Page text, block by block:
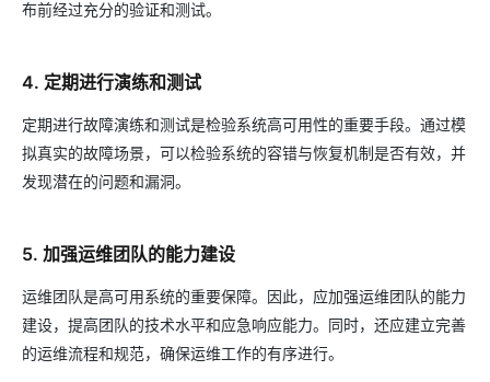
布前经过充分的验证和测试。
4. 定期进行演练和测试
定期进行故障演练和测试是检验系统高可用性的重要手段。通过模
拟真实的故障场景，可以检验系统的容错与恢复机制是否有效，并
发现潜在的问题和漏洞。
5. 加强运维团队的能力建设
运维团队是高可用系统的重要保障。因此，应加强运维团队的能力
建设，提高团队的技术水平和应急响应能力。同时，还应建立完善
的运维流程和规范，确保运维工作的有序进行。